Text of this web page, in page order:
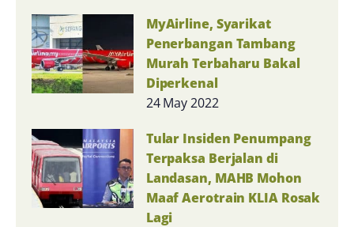
MyAirline, Syarikat
Penerbangan Tambang
Murah Terbaharu Bakal
Diperkenal
24 May 2022
Tular Insiden Penumpang
Terpaksa Berjalan di
Landasan, MAHB Mohon
Maaf Aerotrain KLIA Rosak
Lagi